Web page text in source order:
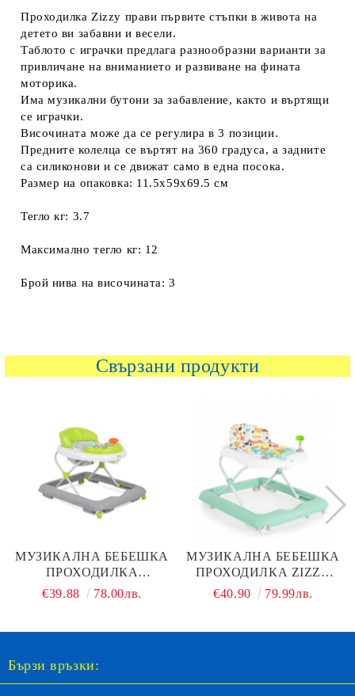
Проходилка Zizzy прави първите стъпки в живота на
детето ви забавни и весели.
Таблото с играчки предлага разнообразни варианти за
привличане на вниманието и развиване на фината
моторика.
Има музикални бутони за забавление, както и въртящи
се играчки.
Височината може да се регулира в 3 позиции.
Предните колелца се въртят на 360 градуса, а задните
са силиконови и се движат само в една посока.
Размер на опаковка: 11.5x59x69.5 см
Тегло кг: 3.7
Максимално тегло кг: 12
Брой нива на височината: 3
Свързани продукти
МУЗИКАЛНА БЕБЕШКА
ПРОХОДИЛКА
CANGAROO CODY
€39.88 78.00лв.
МУЗИКАЛНА БЕБЕШКА
ПРОХОДИЛКА ZIZZY
МЕНТА
€40.90 79.99лв.
Бързи връзки: